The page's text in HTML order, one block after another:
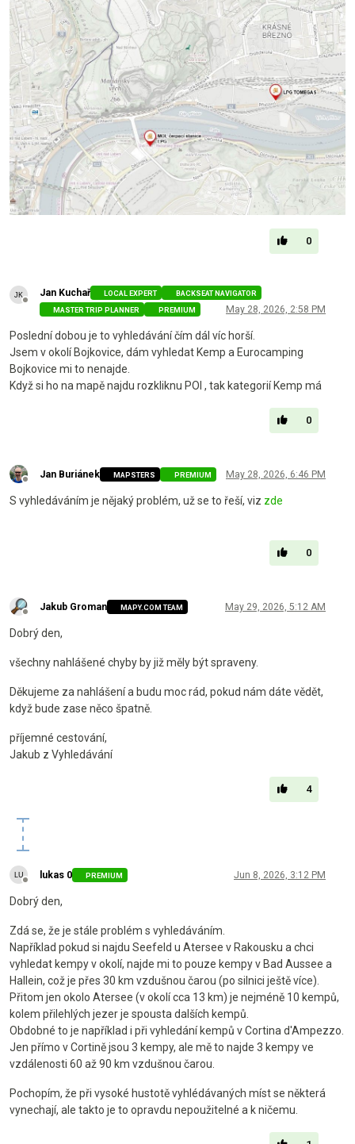
0
Offline
Jan Kuchař LOCAL EXPERT
BACKSEAT NAVIGATOR
MASTER TRIP PLANNER
PREMIUM May 28, 2026, 2:58 PM
Poslední dobou je to vyhledávání čím dál víc horší.
Jsem v okolí Bojkovice, dám vyhledat Kemp a Eurocamping
Bojkovice mi to nenajde.
Když si ho na mapě najdu rozkliknu POI , tak kategorií Kemp má
0
Jan Buriánek MAPSTERS PREMIUM May 28, 2026, 6:46 PM
S vyhledáváním je nějaký problém, už se to řeší, viz zde
0
Jakub Groman MAPY.COM TEAM May 29, 2026, 5:12 AM
Dobrý den,
všechny nahlášené chyby by již měly být spraveny.
Děkujeme za nahlášení a budu moc rád, pokud nám dáte vědět,
když bude zase něco špatně.
příjemné cestování,
Jakub z Vyhledávání
4
lukas 0 PREMIUM Jun 8, 2026, 3:12 PM
Dobrý den,
Zdá se, že je stále problém s vyhledáváním.
Například pokud si najdu Seefeld u Atersee v Rakousku a chci
vyhledat kempy v okolí, najde mi to pouze kempy v Bad Aussee a
Hallein, což je přes 30 km vzdušnou čarou (po silnici ještě více).
Přitom jen okolo Atersee (v okolí cca 13 km) je nejméně 10 kempů,
kolem přilehlých jezer je spousta dalších kempů.
Obdobné to je například i při vyhledání kempů v Cortina d'Ampezzo.
Jen přímo v Cortině jsou 3 kempy, ale mě to najde 3 kempy ve
vzdálenosti 60 až 90 km vzdušnou čarou.
Pochopím, že při vysoké hustotě vyhlédávaných míst se některá
vynechají, ale takto je to opravdu nepoužitelné a k ničemu.